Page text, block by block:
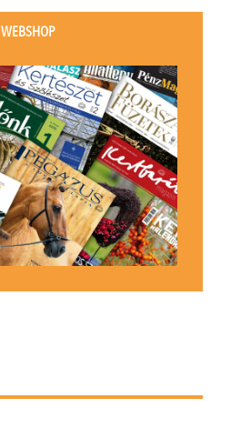
WEBSHOP